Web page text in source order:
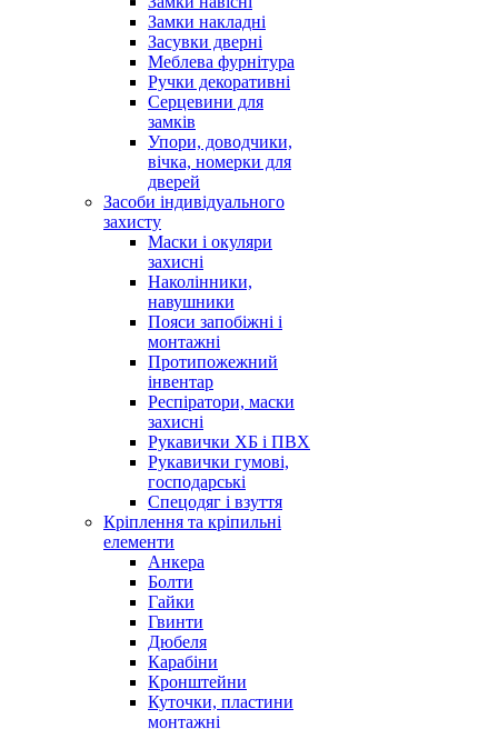
Замки накладні
Засувки дверні
Меблева фурнітура
Ручки декоративні
Серцевини для
замків
Упори, доводчики,
вічка, номерки для
дверей
Засоби індивідуального
захисту
Маски і окуляри
захисні
Наколінники,
навушники
Пояси запобіжні і
монтажні
Протипожежний
інвентар
Респіратори, маски
захисні
Рукавички ХБ і ПВХ
Рукавички гумові,
господарські
Спецодяг і взуття
Кріплення та кріпильні
елементи
Анкера
Болти
Гайки
Гвинти
Дюбеля
Карабіни
Кронштейни
Куточки, пластини
монтажні